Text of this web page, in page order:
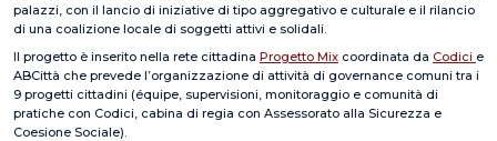
palazzi, con il lancio di iniziative di tipo aggregativo e culturale e il rilancio
di una coalizione locale di soggetti attivi e solidali.
Il progetto è inserito nella rete cittadina Progetto Mix coordinata da Codici e
ABCittà che prevede l’organizzazione di attività di governance comuni tra i
9 progetti cittadini (équipe, supervisioni, monitoraggio e comunità di
pratiche con Codici, cabina di regia con Assessorato alla Sicurezza e
Coesione Sociale).